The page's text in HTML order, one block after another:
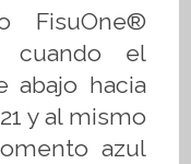
FisuOne®
cuando el
abajo hacia
y al mismo
azul